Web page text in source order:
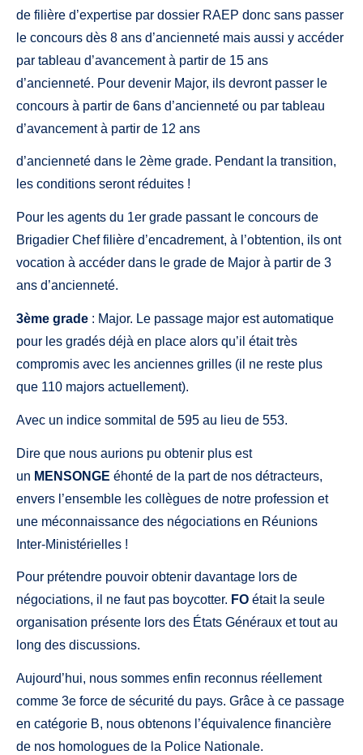
de filière d’expertise par dossier RAEP donc sans passer
le concours dès 8 ans d’ancienneté mais aussi y accéder
par tableau d’avancement à partir de 15 ans
d’ancienneté. Pour devenir Major, ils devront passer le
concours à partir de 6ans d’ancienneté ou par tableau
d’avancement à partir de 12 ans
d’ancienneté dans le 2ème grade. Pendant la transition,
les conditions seront réduites !
Pour les agents du 1er grade passant le concours de
Brigadier Chef filière d’encadrement, à l’obtention, ils ont
vocation à accéder dans le grade de Major à partir de 3
ans d’ancienneté.
3ème grade : Major. Le passage major est automatique
pour les gradés déjà en place alors qu’il était très
compromis avec les anciennes grilles (il ne reste plus
que 110 majors actuellement).
Avec un indice sommital de 595 au lieu de 553.
Dire que nous aurions pu obtenir plus est
un MENSONGE éhonté de la part de nos détracteurs,
envers l’ensemble les collègues de notre profession et
une méconnaissance des négociations en Réunions
Inter-Ministérielles !
Pour prétendre pouvoir obtenir davantage lors de
négociations, il ne faut pas boycotter. FO était la seule
organisation présente lors des États Généraux et tout au
long des discussions.
Aujourd’hui, nous sommes enfin reconnus réellement
comme 3e force de sécurité du pays. Grâce à ce passage
en catégorie B, nous obtenons l’équivalence financière
de nos homologues de la Police Nationale.